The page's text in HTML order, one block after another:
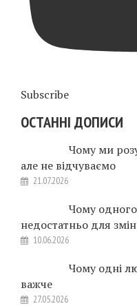
Subscribe
ОСТАННІ ДОПИСИ
Чому ми
але не відчуваємо
21.07.2026
Чому одного
недостатньо для змін
10.06.2026
Чому одні
важче
27.05.2026